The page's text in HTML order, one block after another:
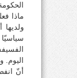
ماذا
أنّ